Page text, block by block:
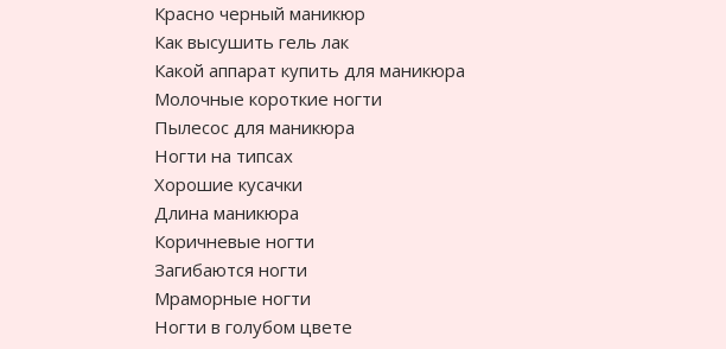
Красно черный маникюр
Как высушить гель лак
Какой аппарат купить для маникюра
Молочные короткие ногти
Пылесос для маникюра
Ногти на типсах
Хорошие кусачки
Длина маникюра
Коричневые ногти
Загибаются ногти
Мраморные ногти
Ногти в голубом цвете